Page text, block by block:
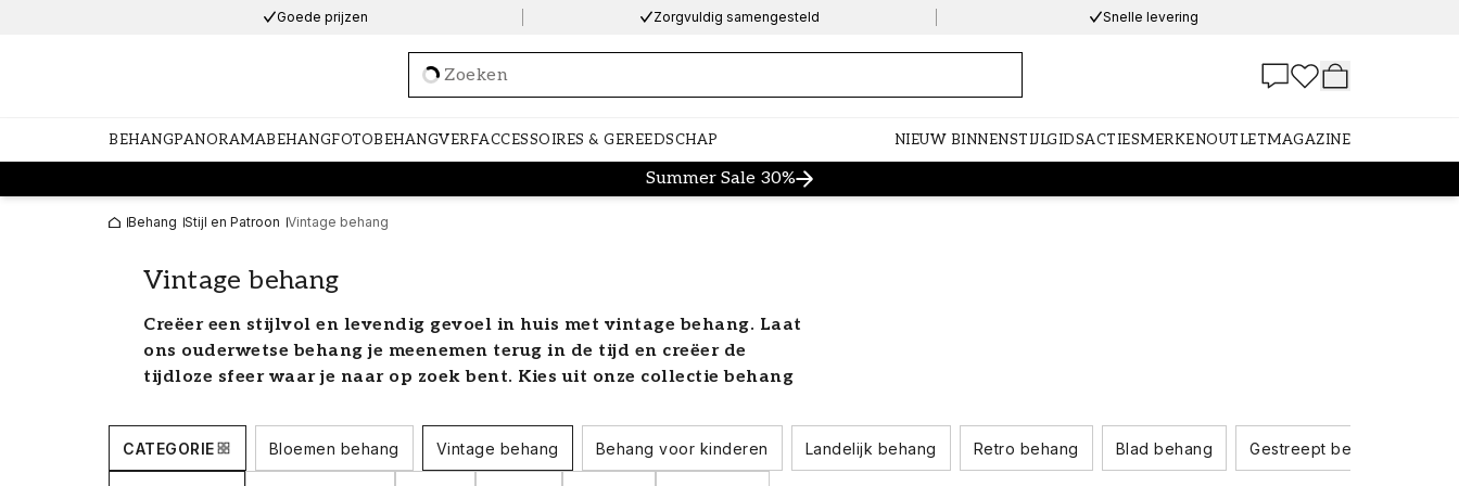
Goede prijzen Zorgvuldig samengesteld Snelle levering
Loading…
BEHANGPANORAMABEHANGFOTOBEHANGVERFACCESSOIRES & GEREEDSCHAP NIEUW BINNENSTIJLGIDSACTIESMERKENOUTLETMAGAZINE
Summer Sale 30%
Behang Stijl en Patroon Vintage behang
Vintage behang
Creëer een stijlvol en levendig gevoel in huis met vintage behang. Laat
ons ouderwetse behang je meenemen terug in de tijd en creëer de
tijdloze sfeer waar je naar op zoek bent. Kies uit onze collectie behang
vintage stijl.
Ouderwets behang in vintage stijl
CATEGORIE Bloemen behang Vintage behang Behang voor kinderen Landelijk behang Retro behang Blad behang Gestreept behang